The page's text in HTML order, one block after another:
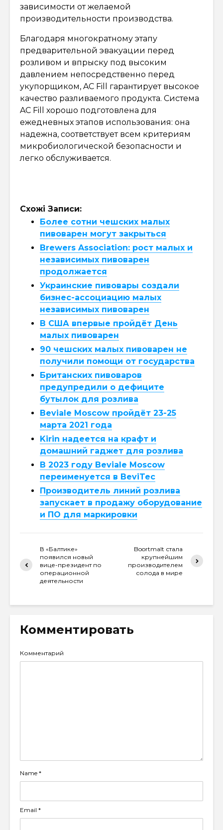
зависимости от желаемой
производительности производства.
Благодаря многократному этапу
предварительной эвакуации перед
розливом и впрыску под высоким
давлением непосредственно перед
укупорщиком, AC Fill гарантирует высокое
качество разливаемого продукта. Система
AC Fill хорошо подготовлена для
ежедневных этапов использования: она
надежна, соответствует всем критериям
микробиологической безопасности и
легко обслуживается.
Схожі Записи:
Более сотни чешских малых
пивоварен могут закрыться
Brewers Association: рост малых и
независимых пивоварен
продолжается
Украинские пивовары создали
бизнес-ассоциацию малых
независимых пивоварен
В США впервые пройдёт День
малых пивоварен
90 чешских малых пивоварен не
получили помощи от государства
Британских пивоваров
предупредили о дефиците
бутылок для розлива
Beviale Moscow пройдёт 23-25
марта 2021 года
Kirin надеется на крафт и
домашний гаджет для розлива
В 2023 году Beviale Moscow
переименуется в BeviTec
Производитель линий розлива
запускает в продажу оборудование
и ПО для маркировки
В «Балтике»
появился новый
вице-президент по
операционной
деятельности
Boortmalt стала
крупнейшим
производителем
солода в мире
Комментировать
Комментарий
Name *
Email *